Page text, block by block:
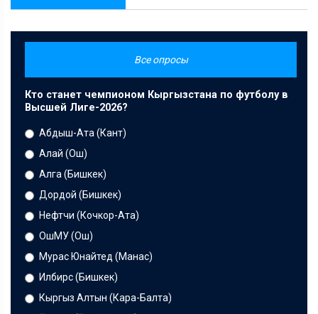
Все опросы
Кто станет чемпионом Кыргызстана по футболу в
Высшей Лиге-2026?
Абдыш-Ата (Кант)
Алай (Ош)
Алга (Бишкек)
Дордой (Бишкек)
Нефтчи (Кочкор-Ата)
ОшМУ (Ош)
Мурас Юнайтед (Манас)
Илбирс (Бишкек)
Кыргыз Алтын (Кара-Балта)